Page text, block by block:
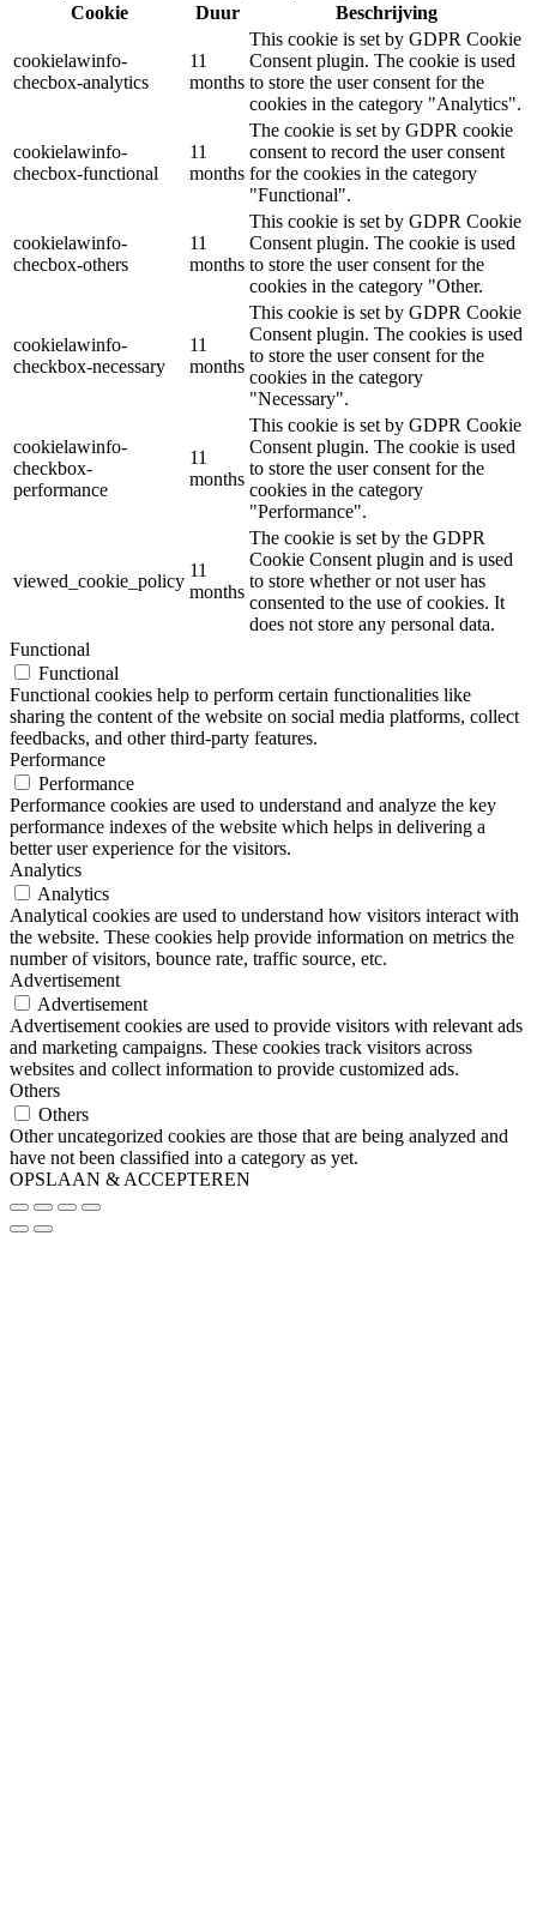
Cookie
Duur Beschrijving
cookielawinfo-
checbox-analytics
11
months
This cookie is set by GDPR Cookie
Consent plugin. The cookie is used
to store the user consent for the
cookies in the category "Analytics".
cookielawinfo-
checbox-functional
11
months
The cookie is set by GDPR cookie
consent to record the user consent
for the cookies in the category
"Functional".
cookielawinfo-
checbox-others
11
months
This cookie is set by GDPR Cookie
Consent plugin. The cookie is used
to store the user consent for the
cookies in the category "Other.
cookielawinfo-
checkbox-necessary
11
months
This cookie is set by GDPR Cookie
Consent plugin. The cookies is used
to store the user consent for the
cookies in the category
"Necessary".
cookielawinfo-
checkbox-
performance
11
months
This cookie is set by GDPR Cookie
Consent plugin. The cookie is used
to store the user consent for the
cookies in the category
"Performance".
viewed_cookie_policy
11
months
The cookie is set by the GDPR
Cookie Consent plugin and is used
to store whether or not user has
consented to the use of cookies. It
does not store any personal data.
Functional
Functional
Functional cookies help to perform certain functionalities like
sharing the content of the website on social media platforms, collect
feedbacks, and other third-party features.
Performance
Performance
Performance cookies are used to understand and analyze the key
performance indexes of the website which helps in delivering a
better user experience for the visitors.
Analytics
Analytics
Analytical cookies are used to understand how visitors interact with
the website. These cookies help provide information on metrics the
number of visitors, bounce rate, traffic source, etc.
Advertisement
Advertisement
Advertisement cookies are used to provide visitors with relevant ads
and marketing campaigns. These cookies track visitors across
websites and collect information to provide customized ads.
Others
Others
Other uncategorized cookies are those that are being analyzed and
have not been classified into a category as yet.
OPSLAAN & ACCEPTEREN